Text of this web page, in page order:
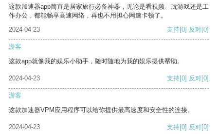
这款加速器app简直是居家旅行必备神器，无论是看视频、玩游戏还是工
作办公，都能畅享高速网络，再也不用担心网速卡顿了。
2024-04-23
支持[0] 反对[0]
游客
这款app就像我的娱乐小助手，随时随地为我的娱乐提供帮助。
2024-04-23 支持[0] 反对[0]
游客
这款加速器VPM应用程序可以给你提供最高速度和安全性的连接。
2024-04-23 支持[0] 反对[0]